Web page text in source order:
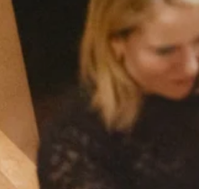
Authentizität und
kommen können.
Abschieds
den Abend mit
Moment: Es war ihre
kommod per 28.